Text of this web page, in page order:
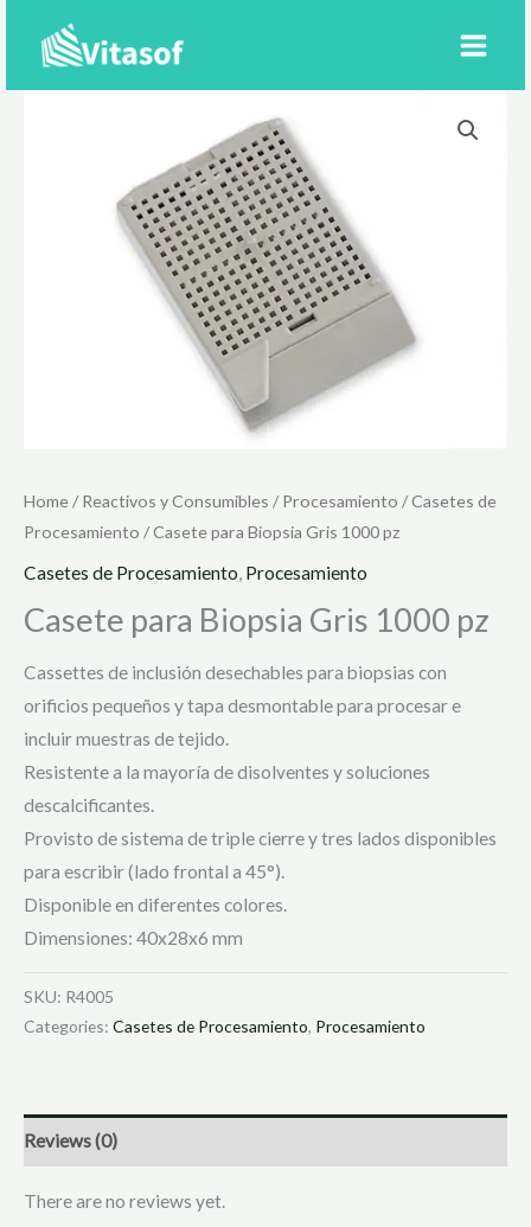
Home/Reactivos y Consumibles /Procesamiento /Casetes de
Procesamiento / Casete para Biopsia Gris 1000 pz
Casetes de Procesamiento, Procesamiento
Casete para Biopsia Gris 1000 pz
Cassettes de inclusión desechables para biopsias con
orificios pequeños y tapa desmontable para procesar e
incluir muestras de tejido.
Resistente a la mayoría de disolventes y soluciones
descalcificantes.
Provisto de sistema de triple cierre y tres lados disponibles
para escribir (lado frontal a 45°).
Disponible en diferentes colores.
Dimensiones: 40x28x6 mm
SKU: R4005
Categories: Casetes de Procesamiento, Procesamiento
Reviews (0)
There are no reviews yet.